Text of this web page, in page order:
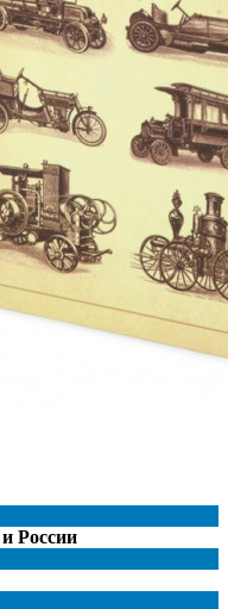
России